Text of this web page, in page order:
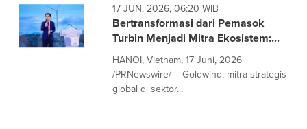
17 JUN, 2026, 06:20 WIB
Bertransformasi dari Pemasok
Turbin Menjadi Mitra Ekosistem:...
HANOI, Vietnam, 17 Juni, 2026
/PRNewswire/ -- Goldwind, mitra strategis
global di sektor...